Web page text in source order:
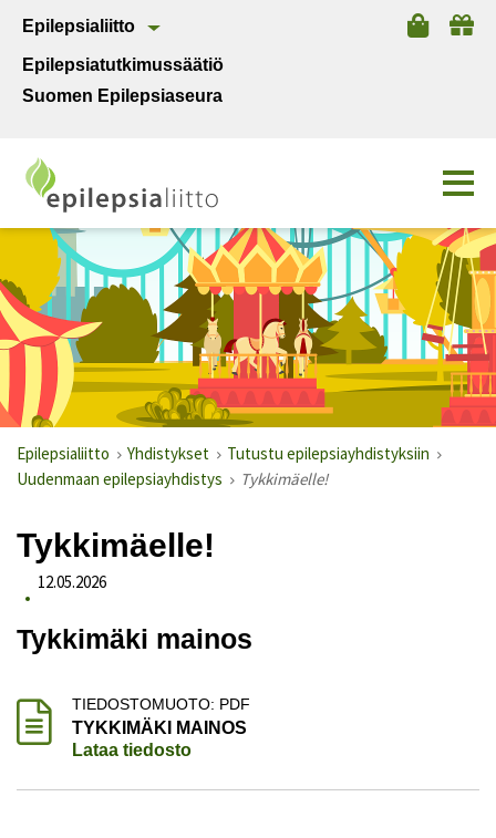
Epilepsialiitto
Epilepsiatutkimussäätiö
Suomen Epilepsiaseura
Epilepsialiitto Yhdistykset
Tutustu epilepsiayhdistyksiin
Uudenmaan epilepsiayhdistys
Tykkimäelle!
Tykkimäelle!
12.05.2026
Tykkimäki mainos
TIEDOSTOMUOTO: PDF
TYKKIMÄKI MAINOS
Lataa tiedosto